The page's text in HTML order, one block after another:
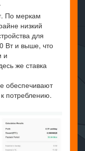
По меркам
низкий
для
Вт и выше, что
и
же ставка
обеспечивают
потреблению.